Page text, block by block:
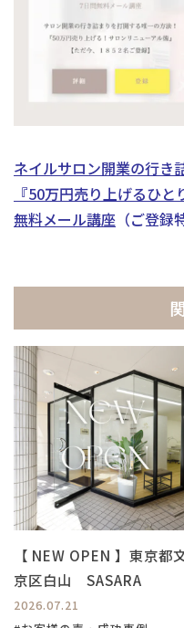
ネイルサロン開業の行き
『50万円売り上げるひと
無料メール講座 （ご登録
【 NEW OPEN 】東京都
京区白山 SASARA
2026.07.21